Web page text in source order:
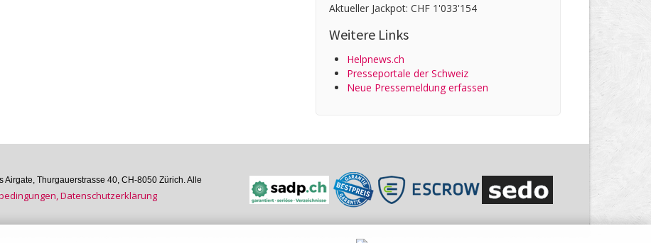
Aktueller Jackpot: CHF 1'033'154
Weitere Links
Helpnews.ch
Presseportale der Schweiz
Neue Pressemeldung erfassen
Thurgauer­strasse 40, CH-8050 Zürich. Alle
Daten­schutz­er­klärung